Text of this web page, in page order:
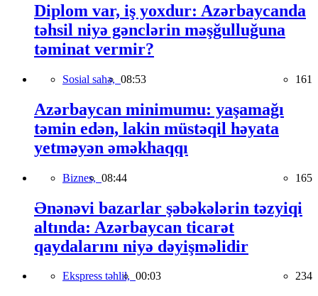
Diplom var, iş yoxdur: Azərbaycanda
təhsil niyə gənclərin məşğulluğuna
təminat vermir?
Sosial sahə, 08:53 161
Azərbaycan minimumu: yaşamağı
təmin edən, lakin müstəqil həyata
yetməyən əməkhaqqı
Biznes, 08:44 165
Ənənəvi bazarlar şəbəkələrin təzyiqi
altında: Azərbaycan ticarət
qaydalarını niyə dəyişməlidir
Ekspress təhlil, 00:03 234